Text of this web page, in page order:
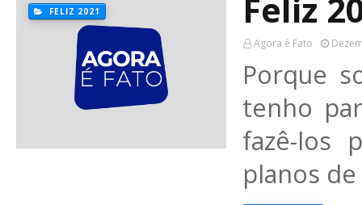
FELIZ 2021 Feliz
Agora é Fato
Porque
tenho
fazê-los
planos